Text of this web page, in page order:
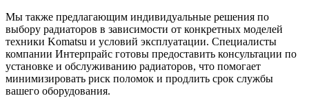
Мы также предлагающим индивидуальные решения по
выбору радиаторов в зависимости от конкретных моделей
техники Komatsu и условий эксплуатации. Специалисты
компании Интерпрайс готовы предоставить консультации по
установке и обслуживанию радиаторов, что помогает
минимизировать риск поломок и продлить срок службы
вашего оборудования.